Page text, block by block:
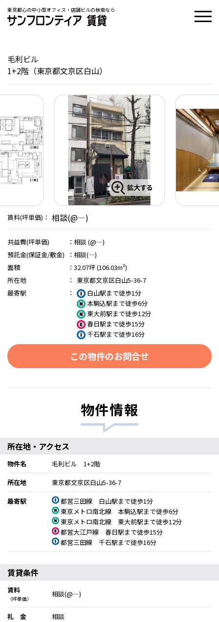
東京都心の中小型オフィス・店舗ビルの検索なら
毛利ビル
1+2階（東京都文京区白山）
賃料(坪単価)： 相談(@―)
共益費(坪単価) ： 相談 (@―)
預託金(保証金/敷金)
： 相談(―)
面積
： 32.07坪 (106.03m²)
所在地
：
東京都文京区白山5-36-7
最寄駅
：
白山駅まで徒歩1分
本駒込駅まで徒歩6分
東大前駅まで徒歩12分
春日駅まで徒歩15分
千石駅まで徒歩16分
この物件のお問合せ
物件情報
所在地・アクセス
物件名
毛利ビル 1+2階
所在地
東京都文京区白山5-36-7
最寄駅
都営三田線 白山駅まで徒歩1分
東京メトロ南北線 本駒込駅まで徒歩6分
東京メトロ南北線 東大前駅まで徒歩12分
都営大江戸線 春日駅まで徒歩15分
都営三田線 千石駅まで徒歩16分
賃貸条件
賃料
（坪単価）
相談(@―)
礼 金
相談